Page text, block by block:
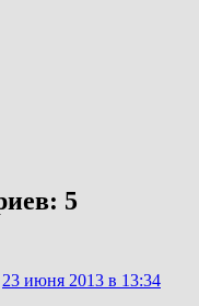
5
23 июня 2013 в 13:34